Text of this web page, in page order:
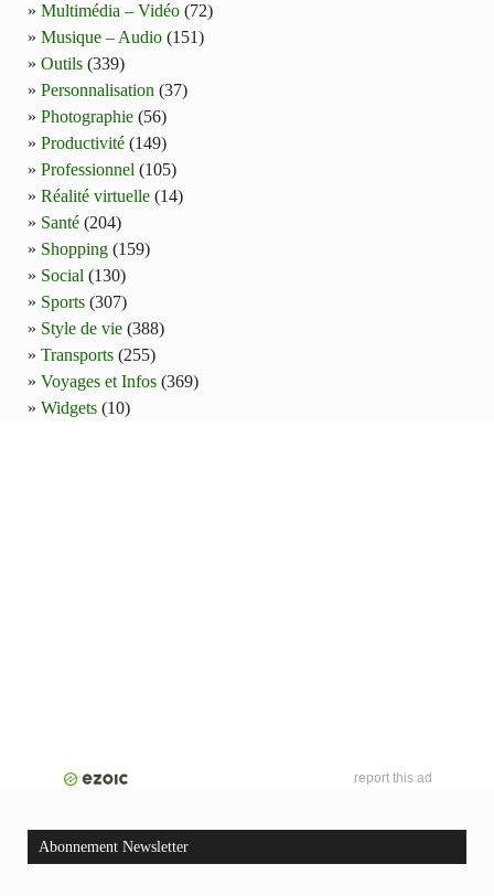
Multimédia – Vidéo (72)
Musique – Audio (151)
Outils (339)
Personnalisation (37)
Photographie (56)
Productivité (149)
Professionnel (105)
Réalité virtuelle (14)
Santé (204)
Shopping (159)
Social (130)
Sports (307)
Style de vie (388)
Transports (255)
Voyages et Infos (369)
Widgets (10)
report this ad
Abonnement Newsletter